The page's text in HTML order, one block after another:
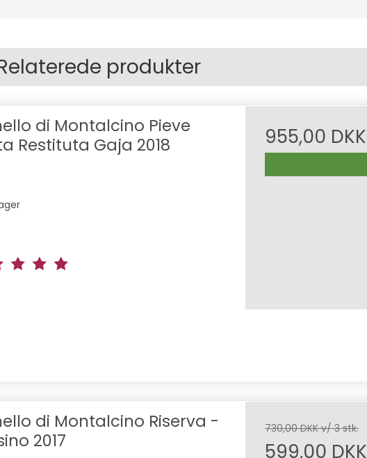
produkter
di Montalcino Pieve
Restituta Gaja 2018
955,00 DKK
di Montalcino Riserva -
2017
730,00 DKK v/ 3 stk.
599,00 DKK